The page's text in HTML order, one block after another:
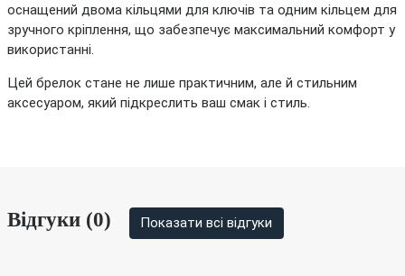
оснащений двома кільцями для ключів та одним кільцем для
зручного кріплення, що забезпечує максимальний комфорт у
використанні.
Цей брелок стане не лише практичним, але й стильним
аксесуаром, який підкреслить ваш смак і стиль.
Відгуки (0) Показати всі відгуки